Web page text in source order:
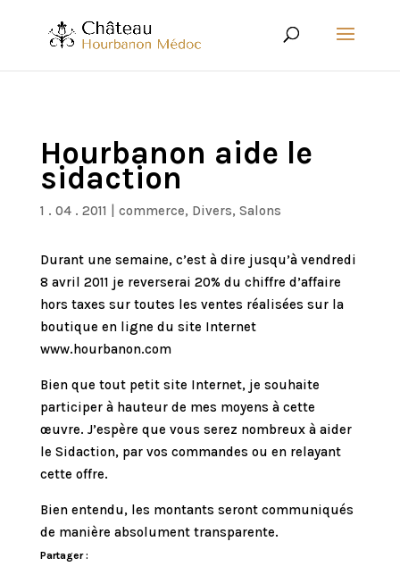
Hourbanon aide le
sidaction
1 . 04 . 2011 commerce, Divers, Salons
Durant une semaine, c’est à dire jusqu’à vendredi
8 avril 2011 je reverserai 20% du chiffre d’affaire
hors taxes sur toutes les ventes réalisées sur la
boutique en ligne du site Internet
www.hourbanon.com
Bien que tout petit site Internet, je souhaite
participer à hauteur de mes moyens à cette
œuvre. J’espère que vous serez nombreux à aider
le Sidaction, par vos commandes ou en relayant
cette offre.
Bien entendu, les montants seront communiqués
de manière absolument transparente.
Partager :